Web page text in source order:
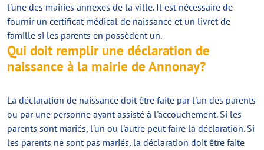
l'une des mairies annexes de la ville. Il est nécessaire de
fournir un certificat médical de naissance et un livret de
famille si les parents en possèdent un.
Qui doit remplir une déclaration de
naissance à la mairie de Annonay?
La déclaration de naissance doit être faite par l'un des parents
ou par une personne ayant assisté à l'accouchement. Si les
parents sont mariés, l'un ou l'autre peut faire la déclaration. Si
les parents ne sont pas mariés, la déclaration doit être faite